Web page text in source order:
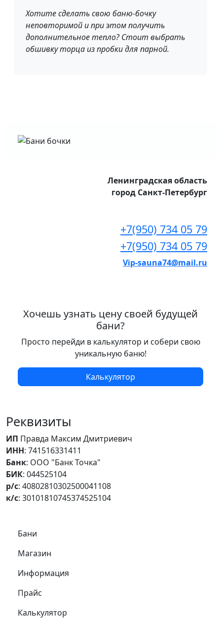
Хотите сделать свою баню-бочку
неповторимой и при этом получить
дополнительное тепло? Стоит выбрать
обшивку торца из пробки для парной.
Ленинградская область
город Санкт-Петербург
+7(950) 734 05 79
+7(950) 734 05 79
Vip-sauna74@mail.ru
Хочешь узнать цену своей будущей
бани?
Просто перейди в калькулятор и собери свою
уникальную баню!
Калькулятор
Реквизиты
ИП Правда Максим Дмитриевич
ИНН: 741516331411
Банк: ООО "Банк Точка"
БИК: 044525104
р/с: 40802810302500041108
к/с: 30101810745374525104
Самое важное
Бани
Магазин
Информация
Прайс
Калькулятор